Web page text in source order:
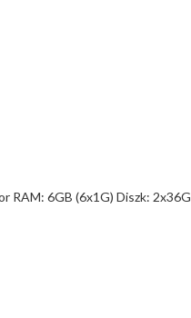
RAM: 6GB (6x1G) Diszk: